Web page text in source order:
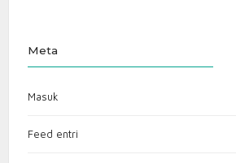
Meta
Masuk
Feed entri